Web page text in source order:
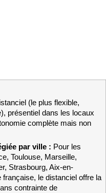
(le plus flexible,
présentiel dans les locaux
complète mais non
par ville : Pour les
Toulouse, Marseille,
Strasbourg, Aix-en-
le distanciel offre la
contrainte de